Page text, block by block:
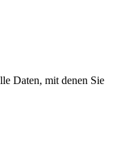
Daten, mit denen Sie